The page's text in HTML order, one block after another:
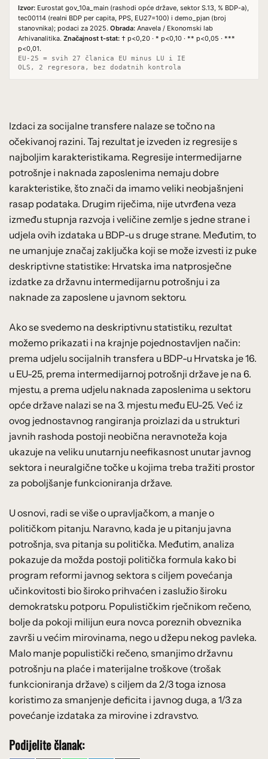
Izvor: Eurostat gov_10a_main (rashodi opće države, sektor S.13, % BDP-a),
tec00114 (realni BDP per capita, PPS, EU27=100) i demo_pjan (broj
stanovnika); podaci za 2025. Obrada: Anavela / Ekonomski lab
Arhivanalitika. Značajnost t-stat: † p<0,20 · * p<0,10 · ** p<0,05 · ***
p<0,01.
EU-25 = svih 27 članica EU minus LU i IE
OLS, 2 regresora, bez dodatnih kontrola
Izdaci za socijalne transfere nalaze se točno na
očekivanoj razini. Taj rezultat je izveden iz regresije s
najboljim karakteristikama. Regresije intermedijarne
potrošnje i naknada zaposlenima nemaju dobre
karakteristike, što znači da imamo veliki neobjašnjeni
rasap podataka. Drugim riječima, nije utvrđena veza
između stupnja razvoja i veličine zemlje s jedne strane i
udjela ovih izdataka u BDP-u s druge strane. Međutim, to
ne umanjuje značaj zaključka koji se može izvesti iz puke
deskriptivne statistike: Hrvatska ima natprosječne
izdatke za državnu intermedijarnu potrošnju i za
naknade za zaposlene u javnom sektoru.
Ako se svedemo na deskriptivnu statistiku, rezultat
možemo prikazati i na krajnje pojednostavljen način:
prema udjelu socijalnih transfera u BDP-u Hrvatska je 16.
u EU-25, prema intermedijarnoj potrošnji države je na 6.
mjestu, a prema udjelu naknada zaposlenima u sektoru
opće države nalazi se na 3. mjestu među EU-25. Već iz
ovog jednostavnog rangiranja proizlazi da u strukturi
javnih rashoda postoji neobična neravnoteža koja
ukazuje na veliku unutarnju neefikasnost unutar javnog
sektora i neuralgične točke u kojima treba tražiti prostor
za poboljšanje funkcioniranja države.
U osnovi, radi se više o upravljačkom, a manje o
političkom pitanju. Naravno, kada je u pitanju javna
potrošnja, sva pitanja su politička. Međutim, analiza
pokazuje da možda postoji politička formula kako bi
program reformi javnog sektora s ciljem povećanja
učinkovitosti bio široko prihvaćen i zaslužio široku
demokratsku potporu. Populističkim rječnikom rečeno,
bolje da pokoji milijun eura novca poreznih obveznika
završi u većim mirovinama, nego u džepu nekog pavleka.
Malo manje populistički rečeno, smanjimo državnu
potrošnju na plaće i materijalne troškove (trošak
funkcioniranja države) s ciljem da 2/3 toga iznosa
koristimo za smanjenje deficita i javnog duga, a 1/3 za
povećanje izdataka za mirovine i zdravstvo.
Podijelite članak: